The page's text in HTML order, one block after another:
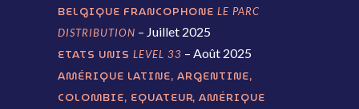
BELGIQUE FRANCOPHONE LE PARC
DISTRIBUTION – Juillet 2025
ETATS UNIS LEVEL 33 – Août 2025
AMÉRIQUE LATINE, ARGENTINE,
COLOMBIE, EQUATEUR, AMÉRIQUE